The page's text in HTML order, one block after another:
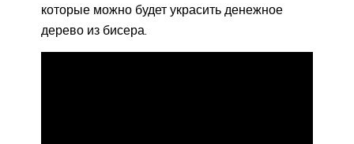
которые можно будет украсить денежное
дерево из бисера.